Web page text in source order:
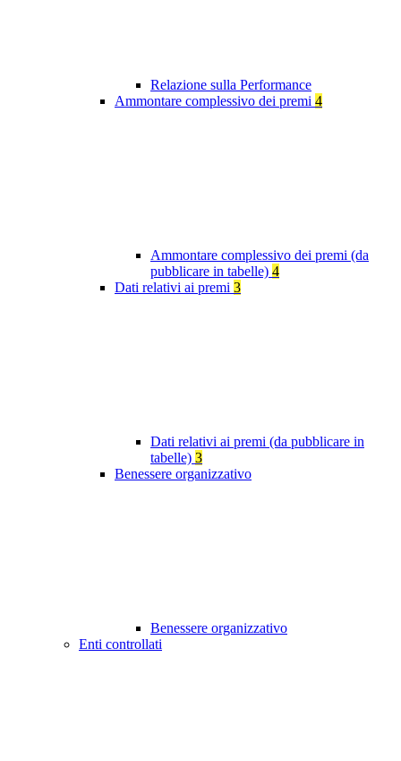
Relazione sulla Performance
Ammontare complessivo dei premi 4
Ammontare complessivo dei premi (da
pubblicare in tabelle) 4
Dati relativi ai premi 3
Dati relativi ai premi (da pubblicare in
tabelle) 3
Benessere organizzativo
Benessere organizzativo
Enti controllati